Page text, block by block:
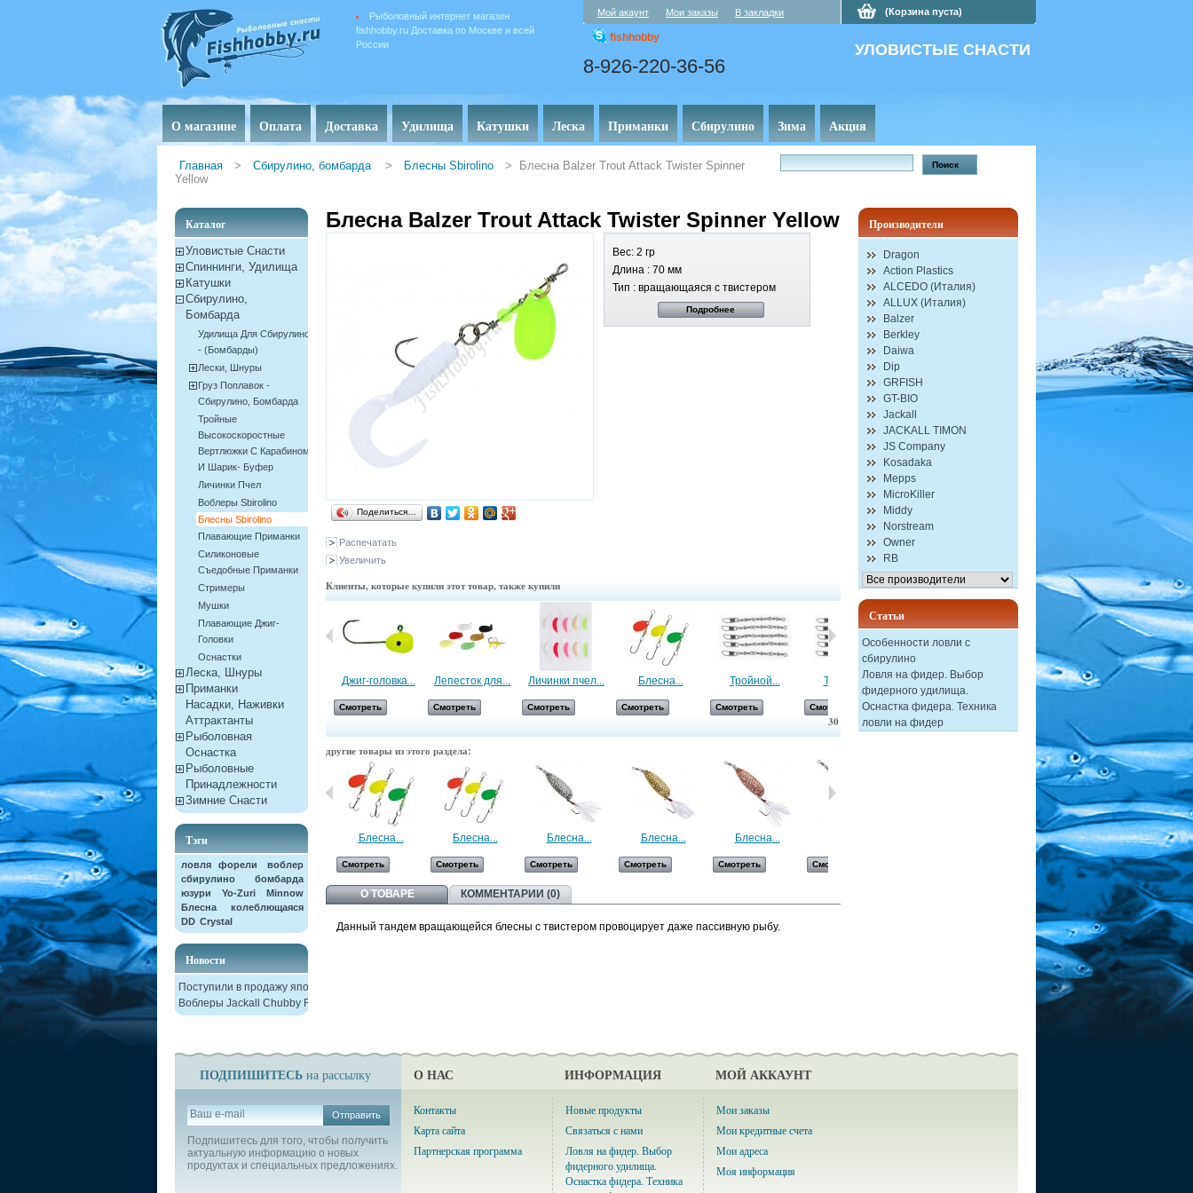
Рыболовный интернет магазин
fishhobby.ru Доставка по Москве и всей
России
Мой акаунт Мои заказы В закладки
fishhobby
8-926-220-36-56
(Корзина пуста)
УЛОВИСТЫЕ СНАСТИ
О магазине Оплата Доставка Удилища Катушки Леска Приманки Сбирулино Зима Акция
Главная > Сбирулино, бомбарда > Блесны Sbirolino >
Блесна Balzer Trout Attack Twister Spinner
Yellow
Каталог
Уловистые Снасти
Спиннинги, Удилища
Катушки
Сбирулино,
Бомбарда
Удилища Для Сбирулино
- (бомбарды)
Лески, Шнуры
Груз Поплавок -
Сбирулино, Бомбарда
Тройные
Высокоскоростные
Вертлюжки С Карабином
И Шарик- Буфер
Личинки Пчел
Воблеры Sbirolino
Блесны Sbirolino
Плавающие Приманки
Силиконовые
Съедобные Приманки
Cтримеры
Мушки
Плавающие Джиг-
Головки
Оснастки
Леска, Шнуры
Приманки
Насадки, Наживки
Aттрактанты
Рыболовная
Оснастка
Рыболовные
Принадлежности
Зимние Снасти
Тэги
ловля форели
воблер
сбирулино
бомбарда
юзури
Yo-Zuri
Minnow
Блесна колеблющаяся
DD Crystal
Новости
Поступили в продажу японские
Воблеры Jackall Chubby F38
Блесна Balzer Trout Attack Twister Spinner Yellow
Поделиться…
Распечатать
Увеличить
Вес: 2 гр
Длина : 70 мм
Тип : вращающаяся с твистером
Подробнее
Клиенты, которые купили этот товар, также купили
Смотреть
Джиг-головка...
Смотреть
Лепесток для...
Смотреть
Личинки пчел...
Смотреть
Блесна...
Смотреть
Тройной...
Смотреть
Тройной...
Смотреть
Форелевая...
Смотреть
Сбирулино -... Естественная...
30
другие товары из этого раздела:
Блесна...
Смотреть
Блесна...
Смотреть
Блесна...
Смотреть
Блесна...
Смотреть
Блесна...
Смотреть Смотреть
Блесна...
Смотреть
Блесна...
Смотреть
О ТОВАРЕ КОММЕНТАРИИ (0)
Данный тандем вращающейся блесны с твистером провоцирует даже пассивную рыбу.
Производители
Dragon
Action Plastics
ALCEDO (Италия)
ALLUX (Италия)
Balzer
Berkley
Daiwa
Dip
GRFISH
GT-BIO
Jackall
JACKALL TIMON
JS Company
Kosadaka
Mepps
MicroKiller
Middy
Norstream
Owner
RB
Статьи
Особенности ловли с
сбирулино
Ловля на фидер. Выбор
фидерного удилища.
Оснастка фидера. Техника
ловли на фидер
ПОДПИШИТЕСЬ на рассылку
Отправить
Подпишитесь для того, чтобы получить
актуальную информацию о новых
продуктах и специальных предложениях.
О НАС
Контакты
Карта сайта
Партнерская программа
ИНФОРМАЦИЯ
Новые продукты
Связаться с нами
Ловля на фидер. Выбор
фидерного удилища.
Оснастка фидера. Техника
МОЙ АККАУНТ
Мои заказы
Мои кредитные счета
Мои адреса
Моя информация